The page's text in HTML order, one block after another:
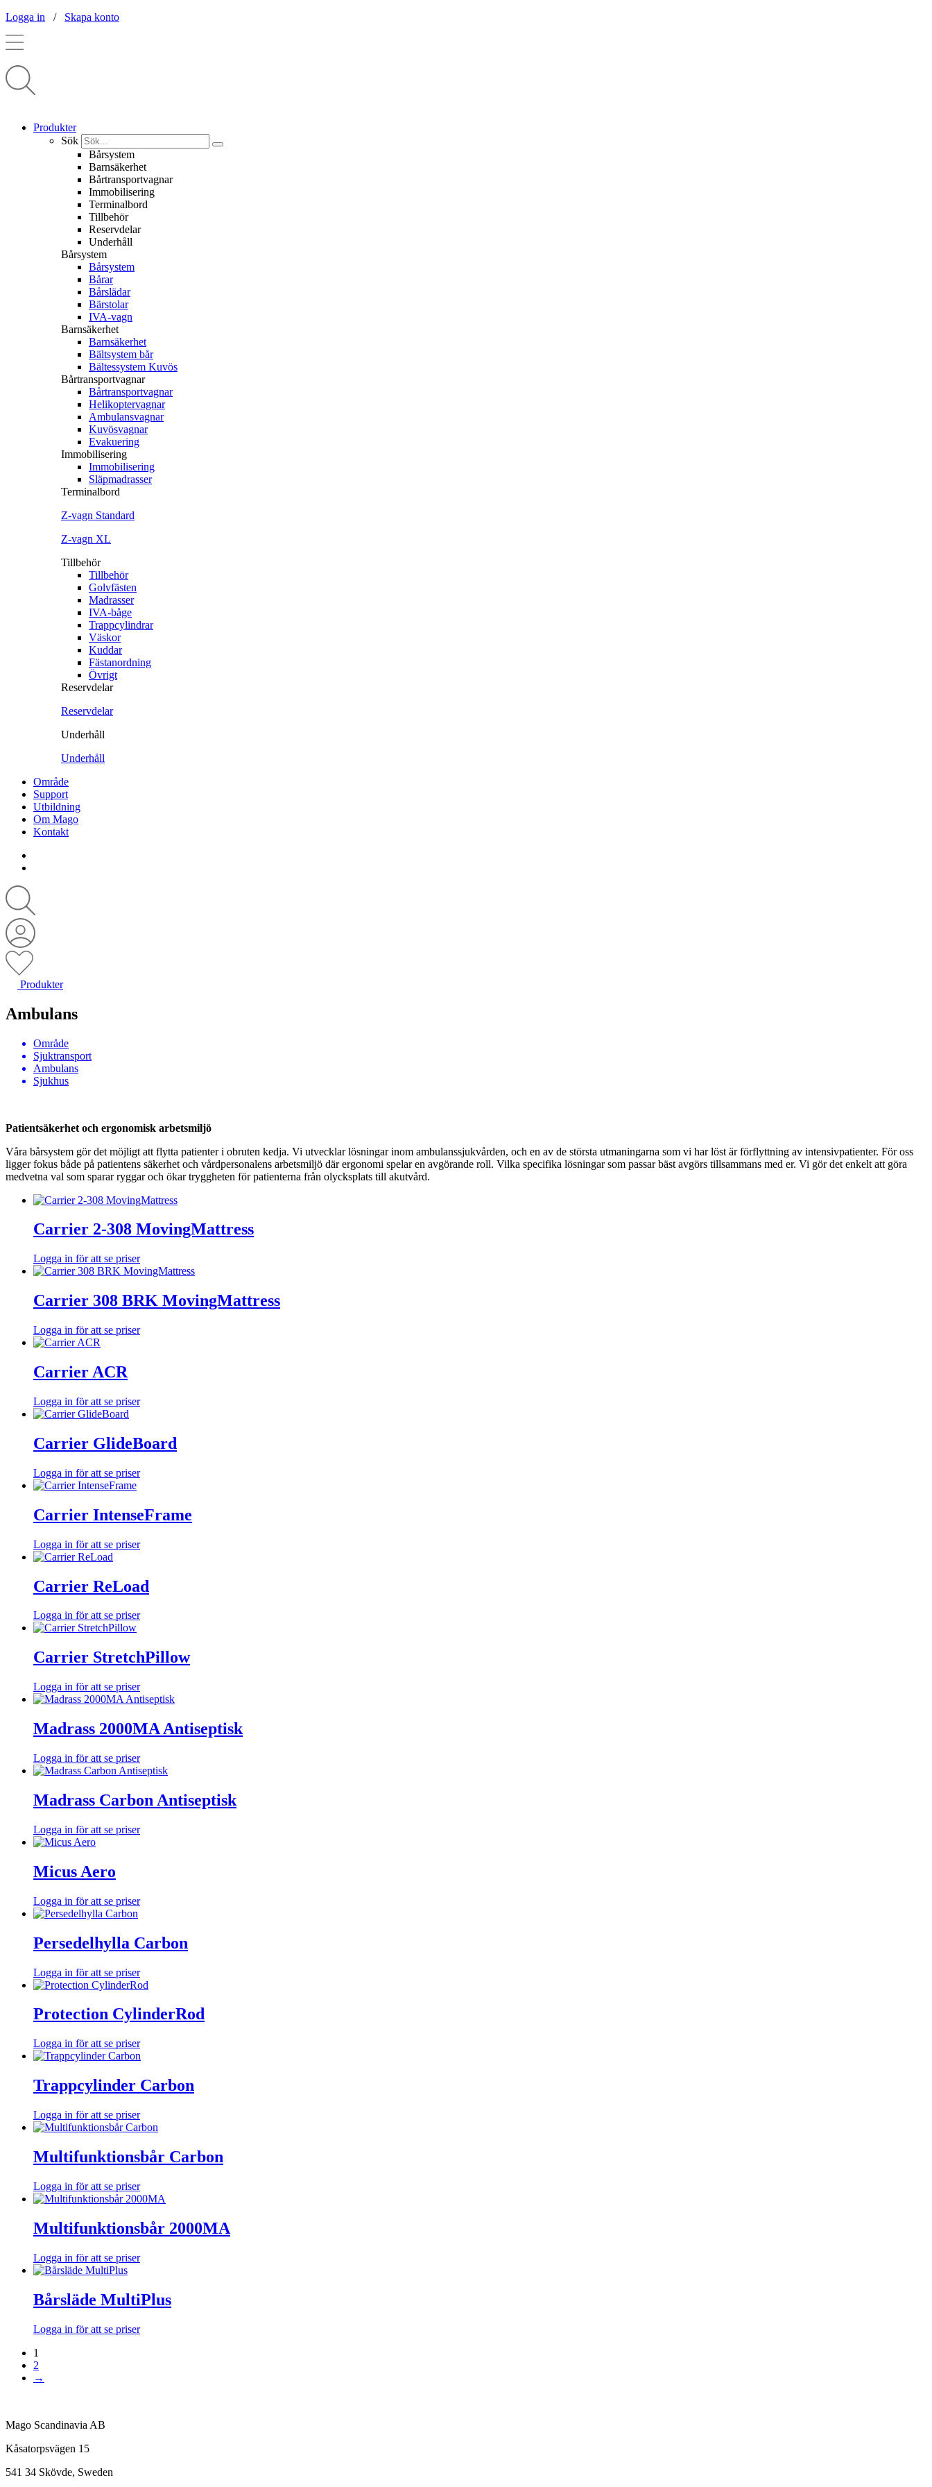
Logga in / Skapa konto
Produkter
Sök
Bårsystem
Barnsäkerhet
Bårtransportvagnar
Immobilisering
Terminalbord
Tillbehör
Reservdelar
Underhåll
Bårsystem
Bårsystem
Bårar
Bårslädar
Bärstolar
IVA-vagn
Barnsäkerhet
Barnsäkerhet
Bältsystem bår
Bältessystem Kuvös
Bårtransportvagnar
Bårtransportvagnar
Helikoptervagnar
Ambulansvagnar
Kuvösvagnar
Evakuering
Immobilisering
Immobilisering
Släpmadrasser
Terminalbord
Z‐vagn Standard
Z‐vagn XL
Tillbehör
Tillbehör
Golvfästen
Madrasser
IVA-båge
Trappcylindrar
Väskor
Kuddar
Fästanordning
Övrigt
Reservdelar
Reservdelar
Underhåll
Underhåll
Område
Support
Utbildning
Om Mago
Kontakt
Produkter
Ambulans
Område
Sjuktransport
Ambulans
Sjukhus
Patientsäkerhet och ergonomisk arbetsmiljö
Våra bårsystem gör det möjligt att flytta patienter i obruten kedja. Vi utvecklar lösningar inom ambulanssjukvården, och en av de största utmaningarna som vi har löst är förflyttning av intensivpatienter. För oss
ligger fokus både på patientens säkerhet och vårdpersonalens arbetsmiljö där ergonomi spelar en avgörande roll. Vilka specifika lösningar som passar bäst avgörs tillsammans med er. Vi gör det enkelt att göra
medvetna val som sparar ryggar och ökar tryggheten för patienterna från olycksplats till akutvård.
Carrier 2-308 MovingMattress
Logga in för att se priser
Carrier 308 BRK MovingMattress
Logga in för att se priser
Carrier ACR
Logga in för att se priser
Carrier GlideBoard
Logga in för att se priser
Carrier IntenseFrame
Logga in för att se priser
Carrier ReLoad
Logga in för att se priser
Carrier StretchPillow
Logga in för att se priser
Madrass 2000MA Antiseptisk
Logga in för att se priser
Madrass Carbon Antiseptisk
Logga in för att se priser
Micus Aero
Logga in för att se priser
Persedelhylla Carbon
Logga in för att se priser
Protection CylinderRod
Logga in för att se priser
Trappcylinder Carbon
Logga in för att se priser
Multifunktionsbår Carbon
Logga in för att se priser
Multifunktionsbår 2000MA
Logga in för att se priser
Bårsläde MultiPlus
Logga in för att se priser
1
2
→
Mago Scandinavia AB
Kåsatorpsvägen 15
541 34 Skövde, Sweden